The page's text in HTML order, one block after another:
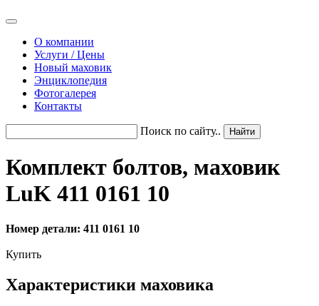
О компании
Услуги / Цены
Новый маховик
Энциклопедия
Фотогалерея
Контакты
Поиск по сайту..
Комплект болтов, маховик
LuK 411 0161 10
Номер детали: 411 0161 10
Купить
Характеристики маховика